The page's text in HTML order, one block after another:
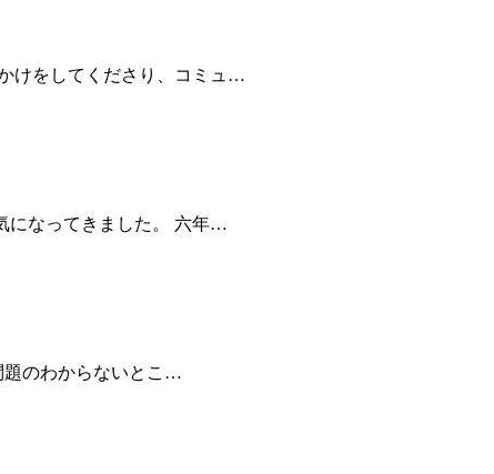
けをしてくださり、コミュ…
になってきました。 六年…
題のわからないとこ…